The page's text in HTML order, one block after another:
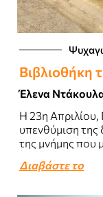
Βιβλιοθήκη
Έλενα
Η 23η Απριλίου,
υπενθύμιση της
της μνήμης που
Διαβάστε το